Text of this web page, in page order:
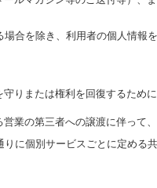
合を除き、利用者の個人情報
りまたは権利を回復するため
業の第三者への譲渡に伴って
に個別サービスごとに定める